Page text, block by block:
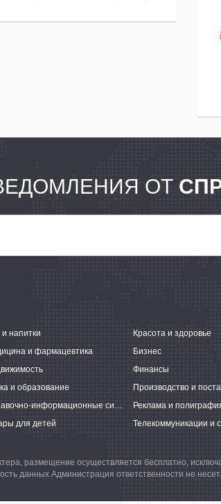
ОТ
и напитки Красота и здоровье
и фармацевтика Бизнес
Финансы
и образование Производство и
Справочно-информационные системы Реклама и
для детей Телекоммуникации и
размещение осуществляется бесплатно,
данных Администрация ответственности не несет.